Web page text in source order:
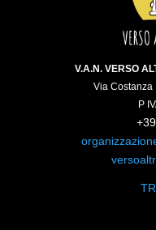
V.A.N. VERSO
Via Costanza
P